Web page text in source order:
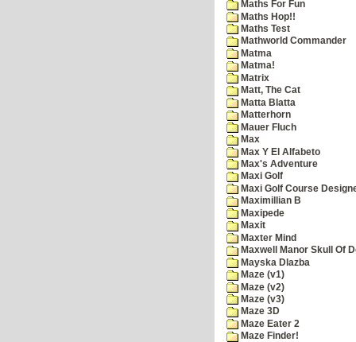
Maths For Fun
Maths Hop!!
Maths Test
Mathworld Commander
Matma
Matma!
Matrix
Matt, The Cat
Matta Blatta
Matterhorn
Mauer Fluch
Max
Max Y El Alfabeto
Max's Adventure
Maxi Golf
Maxi Golf Course
Maximillian B
Maxipede
Maxit
Maxter Mind
Maxwell Manor Skull Of
Mayska Dlazba
Maze (v1)
Maze (v2)
Maze (v3)
Maze 3D
Maze Eater 2
Maze Finder!